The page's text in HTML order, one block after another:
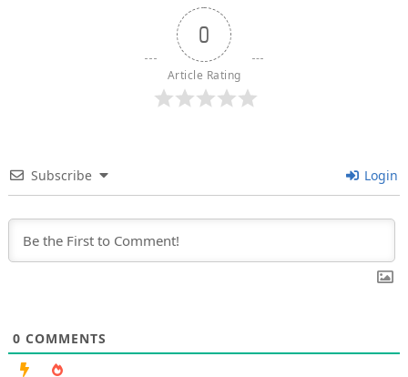
0
Article Rating
Subscribe Login
0 COMMENTS